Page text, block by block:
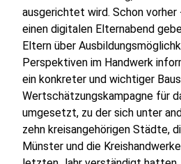
ausgerichtet wird. Schon vorher
einen digitalen Elternabend
Eltern über
Perspektiven im Handwerk
ein konkreter und wichtiger
Wertschätzungskampagne für
umgesetzt, zu der sich unter
zehn kreisangehörigen Städte,
Münster und die